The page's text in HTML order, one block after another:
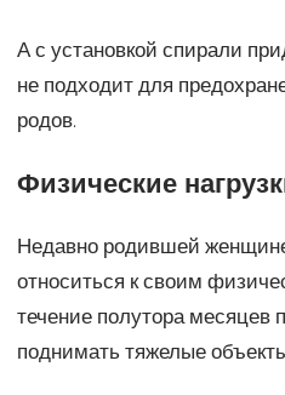
А с установкой спирали
не подходит для
родов.
Физические
Недавно родившей
относиться к своим
течение полутора месяцев
поднимать тяжелые